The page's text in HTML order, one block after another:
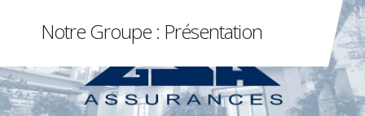
Notre Groupe : Présentation